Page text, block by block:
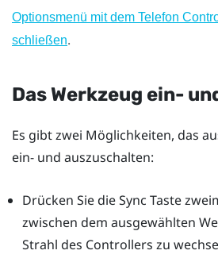
Optionsmenü mit dem Telefon
schließen.
Das Werkzeug ein-
Es gibt zwei Möglichkeiten, das
ein- und auszuschalten:
Drücken Sie dieSync Taste
zwischen dem ausgewählten
Strahl des Controllers zu